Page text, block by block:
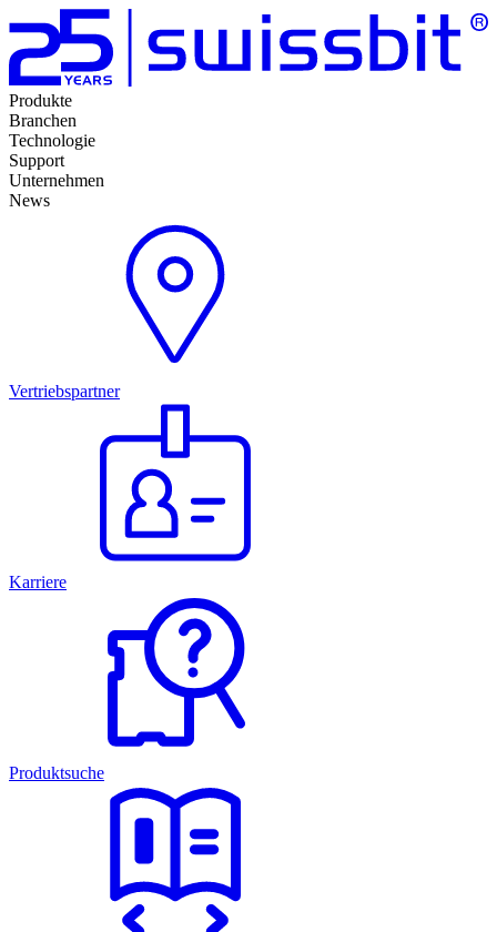
Produkte
Branchen
Technologie
Support
Unternehmen
News
Vertriebspartner
Karriere
Produktsuche